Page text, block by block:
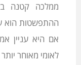
ממלכה קטנה
ההתפשטות הוא
אם היא עניין
לאומי מאוחר